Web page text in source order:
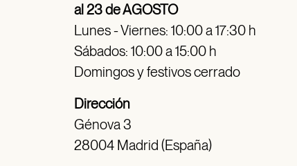
al 23 de AGOSTO
Lunes - Viernes: 10:00 a 17:30 h
Sábados: 10:00 a 15:00 h
Domingos y festivos cerrado
Dirección
Génova 3
28004 Madrid (España)